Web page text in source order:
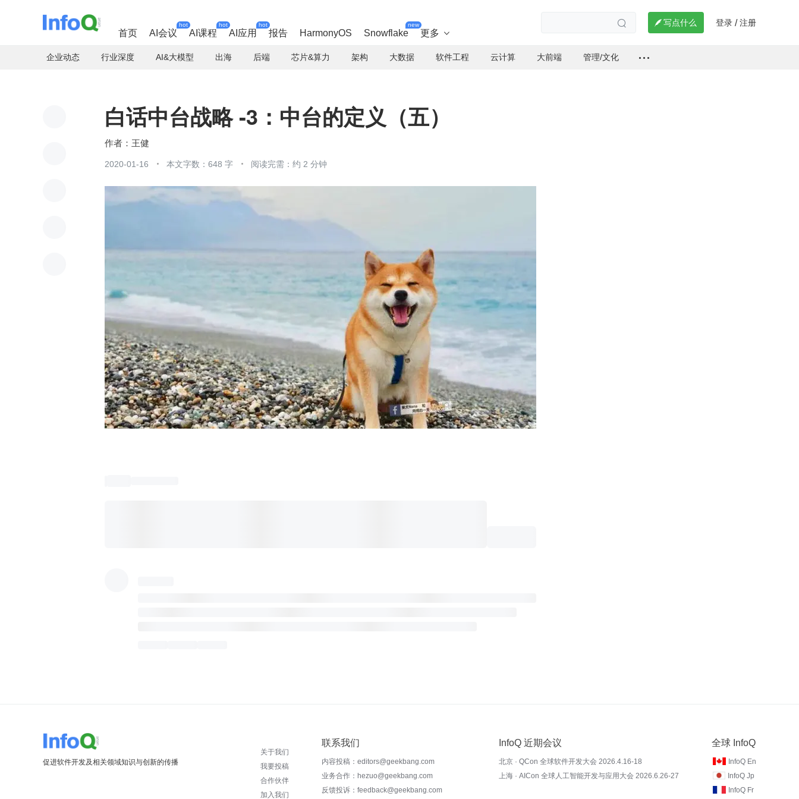
首页 AI会议
hot
AI课程
hot
AI应用
hot
报告 HarmonyOS Snowflake
new
更多 
  写点什么 登录 / 注册
企业动态 行业深度 AI&大模型 出海 后端 芯片&算力 架构 大数据 软件工程 云计算 大前端 管理/文化
白话中台战略 -3：中台的定义（五）
王健
2020-01-16 本文字数：648 字 阅读完需：约 2 分钟
促进软件开发及相关领域知识与创新的传播
关于我们
我要投稿
合作伙伴
加入我们
联系我们
内容投稿：editors@geekbang.com
业务合作：hezuo@geekbang.com
反馈投诉：feedback@geekbang.com
InfoQ 近期会议
北京 · QCon 全球软件开发大会 2026.4.16-18
上海 · AICon 全球人工智能开发与应用大会 2026.6.26-27
全球 InfoQ
InfoQ En
InfoQ Jp
InfoQ Fr